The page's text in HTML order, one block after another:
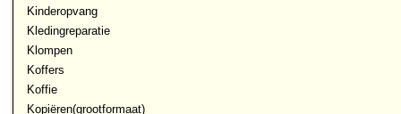
Kinderopvang
Kledingreparatie
Klompen
Koffers
Koffie
Kopiëren(grootformaat)